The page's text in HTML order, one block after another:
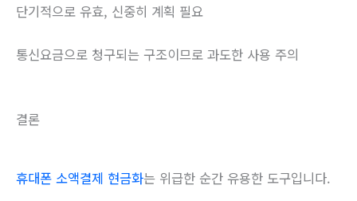
단기적으로 유효, 신중히 계획 필요
통신요금으로 청구되는 구조이므로 과도한 사용 주의
결론
휴대폰 소액결제 현금화는 위급한 순간 유용한 도구입니다.